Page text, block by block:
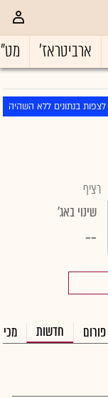
ארביטראז'
לצפות בנתונים ללא השהיה
רציף
שינוי באג'
--
פורום חדשות